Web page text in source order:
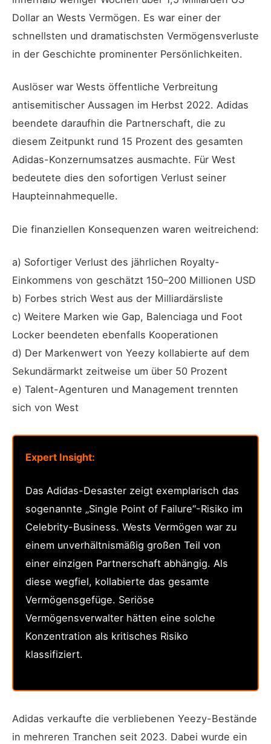
Dollar an Wests Vermögen. Es war einer der
schnellsten und dramatischsten Vermögensverluste
in der Geschichte prominenter Persönlichkeiten.
Auslöser war Wests öffentliche Verbreitung
antisemitischer Aussagen im Herbst 2022. Adidas
beendete daraufhin die Partnerschaft, die zu
diesem Zeitpunkt rund 15 Prozent des gesamten
Adidas-Konzernumsatzes ausmachte. Für West
bedeutete dies den sofortigen Verlust seiner
Haupteinnahmequelle.
Die finanziellen Konsequenzen waren weitreichend:
a) Sofortiger Verlust des jährlichen Royalty-
Einkommens von geschätzt 150–200 Millionen USD
b) Forbes strich West aus der Milliardärsliste
c) Weitere Marken wie Gap, Balenciaga und Foot
Locker beendeten ebenfalls Kooperationen
d) Der Markenwert von Yeezy kollabierte auf dem
Sekundärmarkt zeitweise um über 50 Prozent
e) Talent-Agenturen und Management trennten
sich von West
Expert Insight:
Das Adidas-Desaster zeigt exemplarisch das
sogenannte „Single Point of Failure“-Risiko im
Celebrity-Business. Wests Vermögen war zu
einem unverhältnismäßig großen Teil von
einer einzigen Partnerschaft abhängig. Als
diese wegfiel, kollabierte das gesamte
Vermögensgefüge. Seriöse
Vermögensverwalter hätten eine solche
Konzentration als kritisches Risiko
klassifiziert.
Adidas verkaufte die verbliebenen Yeezy-Bestände
in mehreren Tranchen seit 2023. Dabei wurde ein